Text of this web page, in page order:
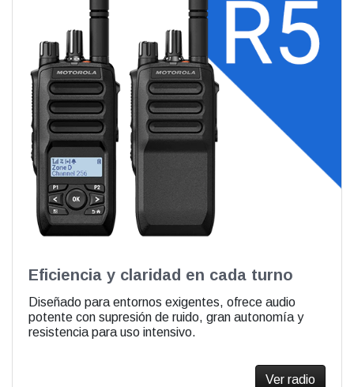
Eficiencia y claridad en cada turno
Diseñado para entornos exigentes, ofrece audio
potente con supresión de ruido, gran autonomía y
resistencia para uso intensivo.
Ver radio